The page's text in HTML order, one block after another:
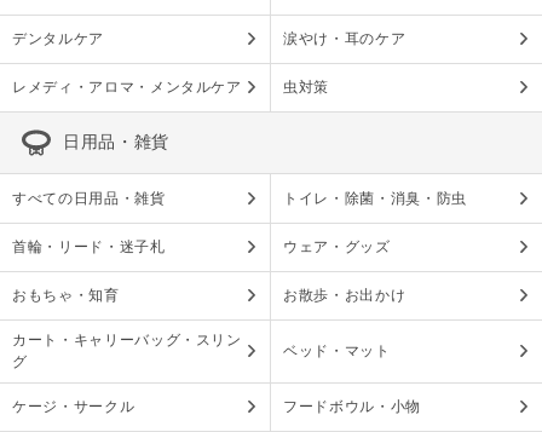
デンタルケア 涙やけ・耳のケア
レメディ・アロマ・メンタルケア 虫対策
日用品・雑貨
すべての日用品・雑貨 トイレ・除菌・消臭・防虫
首輪・リード・迷子札 ウェア・グッズ
おもちゃ・知育 お散歩・お出かけ
カート・キャリーバッグ・スリン
グ
ベッド・マット
ケージ・サークル フードボウル・小物